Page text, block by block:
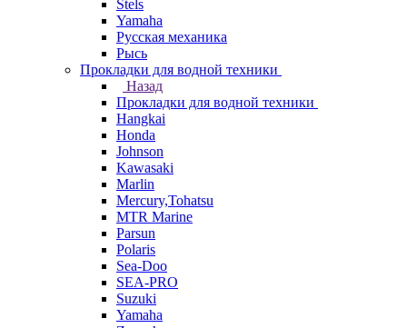
Stels
Yamaha
Русская механика
Рысь
Прокладки для водной техники
Назад
Прокладки для водной техники
Hangkai
Honda
Johnson
Kawasaki
Marlin
Mercury,Tohatsu
MTR Marine
Parsun
Polaris
Sea-Doo
SEA-PRO
Suzuki
Yamaha